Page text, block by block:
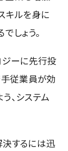
キルを身に
しょう。
ジーに先行投
手従業員が効
、システム
するには迅